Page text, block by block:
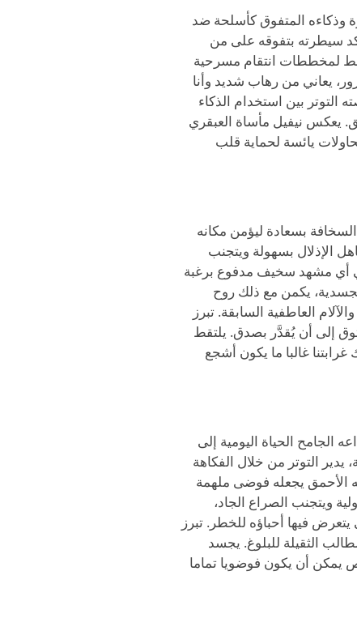
وذكاءه المتفوق كأسلحة ضد
سيطرته بتفوقه على من
لمخططات انتقام مسرحية
يعاني من رهاب شديد وأنا
بين استخدام الذكاء
يعكس نيفيل مأساة العبقري
يائسة لحماية قلب
بسعادة ليؤمن مكانه
الإذلال بسهولة ويتجنب
أي مشهد سخيف مدفوع برغبة
يكمن مع ذلك روح
العاطفية السابقة. تبرز
إلى أن يُقدَّر بصدق. يلتقط
غالبا ما يكون أشجع
الحياة اليومية إلى
يدير التوتر من خلال الفكاهة
الأحمق يجعله فوضى ملهمة
ويتجنب الصراع الجاد،
فيها أحباؤه للخطر. تبرز
الثقيلة للبلوغ. يجسد
يمكن أن يكون فوضويا تماما